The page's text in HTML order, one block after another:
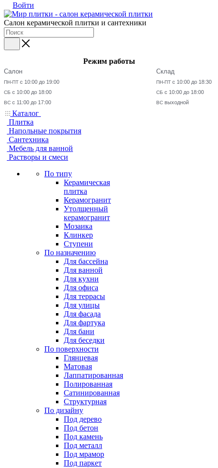
Войти
Салон керамической плитки и сантехники
Режим работы
Салон
ПН-ПТ с 10:00 до 19:00
СБ с 10:00 до 18:00
ВС с 11:00 до 17:00
Склад
ПН-ПТ с 10:00 до 18:30
СБ с 10:00 до 18:00
ВС выходной
Каталог
Плитка
Напольные покрытия
Сантехника
Мебель для ванной
Растворы и смеси
По типу
Керамическая
плитка
Керамогранит
Утолщенный
керамогранит
Мозаика
Клинкер
Ступени
По назначению
Для бассейна
Для ванной
Для кухни
Для офиса
Для террасы
Для улицы
Для фасада
Для фартука
Для бани
Для беседки
По поверхности
Глянцевая
Матовая
Лаппатированная
Полированная
Сатинированная
Структурная
По дизайну
Под дерево
Под бетон
Под камень
Под металл
Под мрамор
Под паркет